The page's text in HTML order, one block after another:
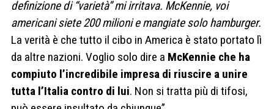
definizione di “varietà” mi irritava. McKennie, voi
americani siete 200 milioni e mangiate solo hamburger.
La verità è che tutto il cibo in America è stato portato lì
da altre nazioni. Voglio solo dire a McKennie che ha
compiuto l’incredibile impresa di riuscire a unire
tutta l’Italia contro di lui. Non si tratta più di tifosi,